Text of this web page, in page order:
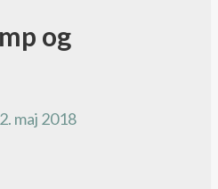
og
maj 2018